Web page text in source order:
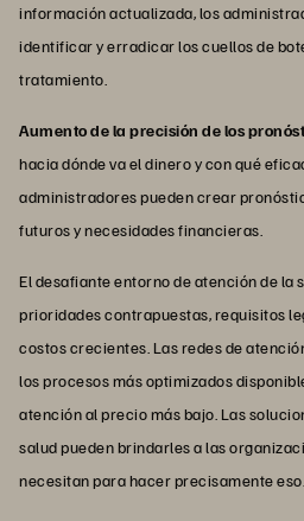
información actualizada, los
identificar y erradicar los cuellos de
tratamiento.
Aumento de la precisión de los
hacia dónde va el dinero y con qué
administradores pueden crear
futuros y necesidades financieras.
El desafiante entorno de atención de la
prioridades contrapuestas, requisitos
costos crecientes. Las redes de
los procesos más optimizados
atención al precio más bajo. Las
salud pueden brindarles a las
necesitan para hacer precisamente eso.